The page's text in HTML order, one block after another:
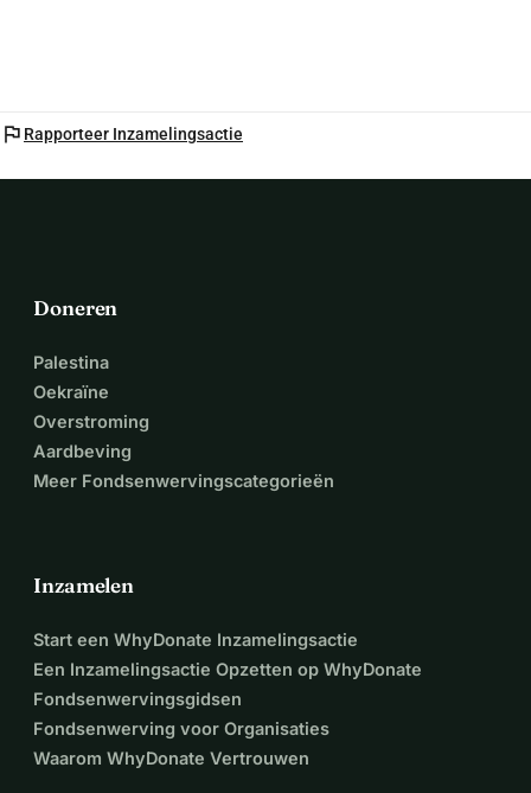
flag Rapporteer Inzamelingsactie
Doneren
Palestina
Oekraïne
Overstroming
Aardbeving
Meer Fondsenwervingscategorieën
Inzamelen
Start een WhyDonate Inzamelingsactie
Een Inzamelingsactie Opzetten op WhyDonate
Fondsenwervingsgidsen
Fondsenwerving voor Organisaties
Waarom WhyDonate Vertrouwen